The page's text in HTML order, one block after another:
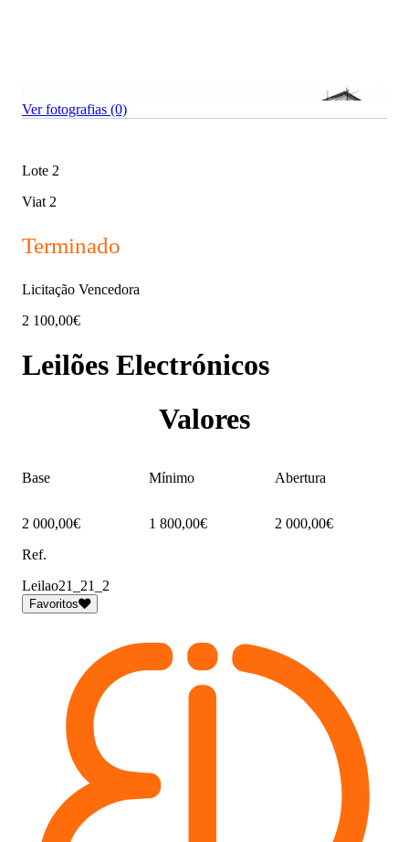
Ver fotografias (0)
Lote 2
Viat 2
Terminado
Licitação Vencedora
2 100,00€
Leilões Electrónicos
Valores
Base Mínimo Abertura
2 000,00€ 1 800,00€
2 000,00€
Ref.
Leilao21_21_2
Favoritos